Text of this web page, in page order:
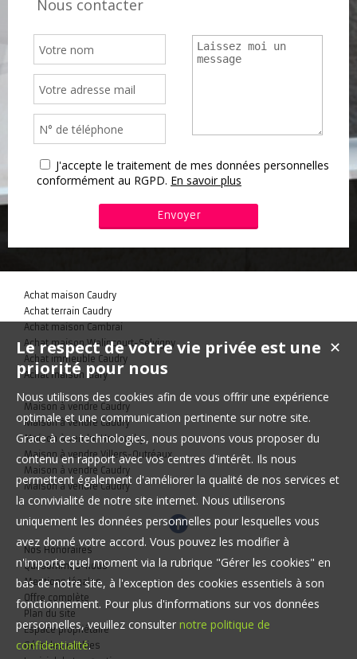
Nous contacter
J'accepte le traitement de mes données personnelles
conformément au RGPD. En savoir plus
Achat maison Caudry
Achat terrain Caudry
Achat maison Cambrai
Achat maison Walincourt-Selvigny
Achat immeuble Caudry
Achat maison Clary
Maison à vendre Caudry
Maison à vendre Caudry
Maison à vendre Honnechy
Maison à vendre Villers-Outréaux
Maison à vendre Caudry
Maison à vendre Caudry
Nos Honoraires
Qui sommes-nous
Mentions légales
Offre complète
Plan du site
Espace propriétaire
Gérer les cookies
✕
Le respect de votre vie privée est une
priorité pour nous
Nous utilisons des cookies afin de vous offrir une expérience
optimale et une communication pertinente sur notre site.
Grace à ces technologies, nous pouvons vous proposer du
contenu en rapport avec vos centres d'intérêt. Ils nous
permettent également d'améliorer la qualité de nos services et
la convivialité de notre site internet. Nous utiliserons
uniquement les données personnelles pour lesquelles vous
avez donné votre accord. Vous pouvez les modifier à
n'importe quel moment via la rubrique "Gérer les cookies" en
bas de notre site, à l'exception des cookies essentiels à son
fonctionnement. Pour plus d'informations sur vos données
personnelles, veuillez consulter notre politique de
confidentialité.